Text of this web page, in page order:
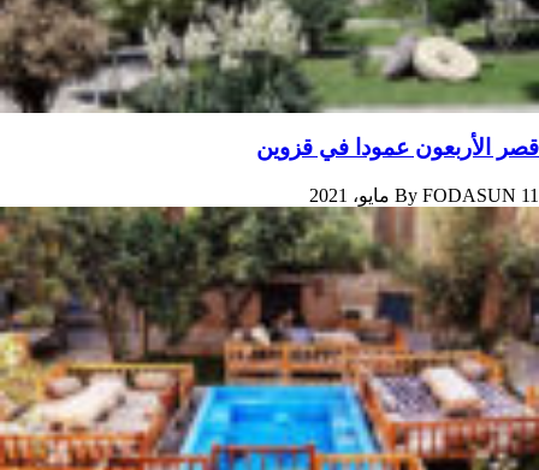
قصر الأربعون عمودا في قزوین
By FODASUN 11 مايو، 2021